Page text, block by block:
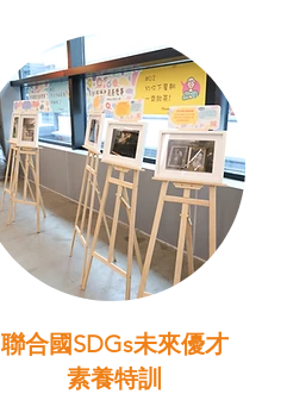
聯合國SDGs未來優才
素養特訓